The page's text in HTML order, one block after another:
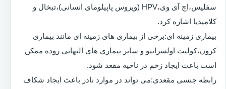
سفلیس،اچ آی وی،HPV (ویروس پاپیلومای انسانی)،تبخال و
کلامیدیا اشاره کرد.
بیماری زمینه ای:برخی از بیماری های زمینه ای مانند بیماری
کرون،کولیت اولسراتیو و سایر بیماری های التهابی روده ممکن
است باعث ایجاد زخم در ناحیه مقعد شود.
رابطه جنسی مقعدی:می تواند در موارد نادر باعث ایجاد شکاف